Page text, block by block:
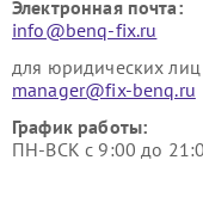
Электронная почта:
info@benq-fix.ru
для юридических лиц
manager@fix-benq.ru
График работы:
ПН-ВСК с 9:00 до